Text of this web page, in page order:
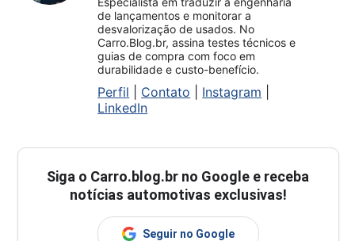
de lançamentos e monitorar a
desvalorização de usados. No
Carro.Blog.br, assina testes técnicos e
guias de compra com foco em
durabilidade e custo-benefício.
Perfil Contato Instagram
LinkedIn
Siga o Carro.blog.br no Google e receba
notícias automotivas exclusivas!
Seguir no Google